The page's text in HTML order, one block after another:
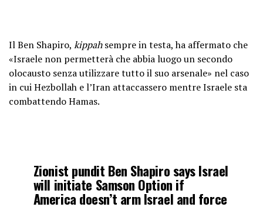
Il Ben Shapiro, kippahsempre in testa, ha affermato che
«Israele non permetterà che abbia luogo un secondo
olocausto senza utilizzare tutto il suo arsenale» nel caso
in cui Hezbollah e l’Iran attaccassero mentre Israele sta
combattendo Hamas.
Zionist pundit Ben Shapiro says Israel
will initiate Samson Option if
America doesn’t arm Israel and force